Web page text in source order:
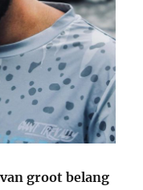
groot belang